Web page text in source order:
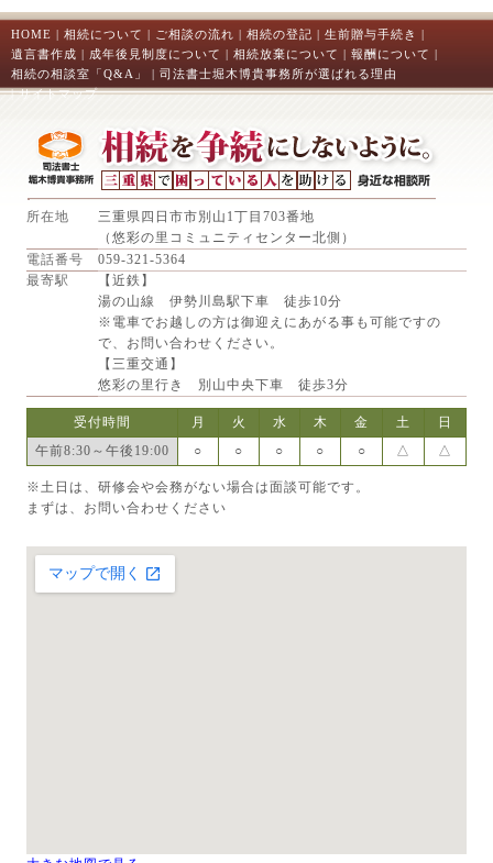
HOME 相続について ご相談の流れ 相続の登記 生前贈与手続き
遺言書作成
成年後見制度について 相続放棄について 報酬について
相続の相談室「Q&A」
司法書士堀木博貴事務所が選ばれる理由
|サイトマップ
所在地
三重県四日市市別山1丁目703番地
（悠彩の里コミュニティセンター北側）
電話番号
059-321-5364
最寄駅
【近鉄】
湯の山線 伊勢川島駅下車 徒歩10分
※電車でお越しの方は御迎えにあがる事も可能ですの
で、お問い合わせください。
【三重交通】
悠彩の里行き 別山中央下車 徒歩3分
受付時間 月 火 水 木 金 土
日
午前8:30～午後19:00
○ ○ ○ ○ ○ △ △
※土日は、研修会や会務がない場合は面談可能です。
まずは、お問い合わせください